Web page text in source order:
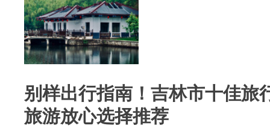
别样出行指南！吉林市十佳旅
旅游放心选择推荐